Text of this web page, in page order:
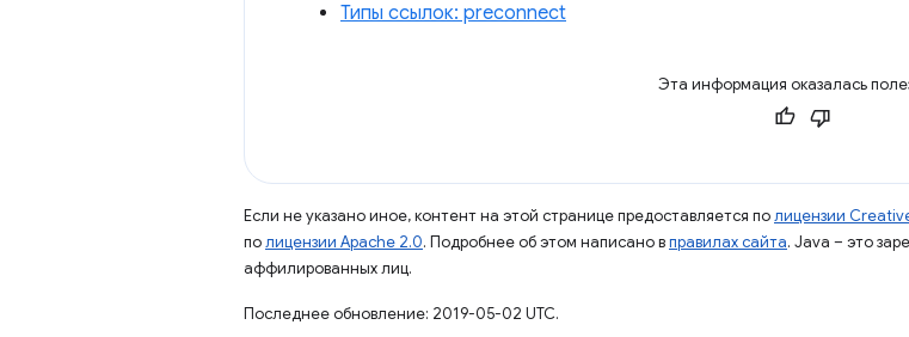
Типы ссылок: preconnect
Эта информация оказалась
Если не указано иное, контент на этой странице предоставляется полицензии
полицензии Apache 2.0. Подробнее об этом написано вправилах сайта. Java – это
аффилированных лиц.
Последнее обновление: 2019-05-02 UTC.